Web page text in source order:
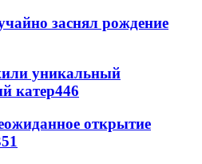
заснял рождение
уникальный
катер446
открытие